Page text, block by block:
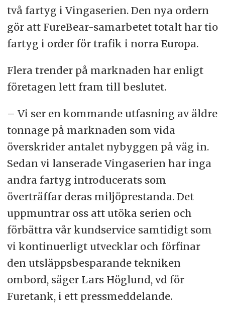
två fartyg i Vingaserien. Den nya ordern
gör att FureBear-samarbetet totalt har tio
fartyg i order för trafik i norra Europa.
Flera trender på marknaden har enligt
företagen lett fram till beslutet.
– Vi ser en kommande utfasning av äldre
tonnage på marknaden som vida
överskrider antalet nybyggen på väg in.
Sedan vi lanserade Vingaserien har inga
andra fartyg introducerats som
överträffar deras miljöprestanda. Det
uppmuntrar oss att utöka serien och
förbättra vår kundservice samtidigt som
vi kontinuerligt utvecklar och förfinar
den utsläppsbesparande tekniken
ombord, säger Lars Höglund, vd för
Furetank, i ett pressmeddelande.